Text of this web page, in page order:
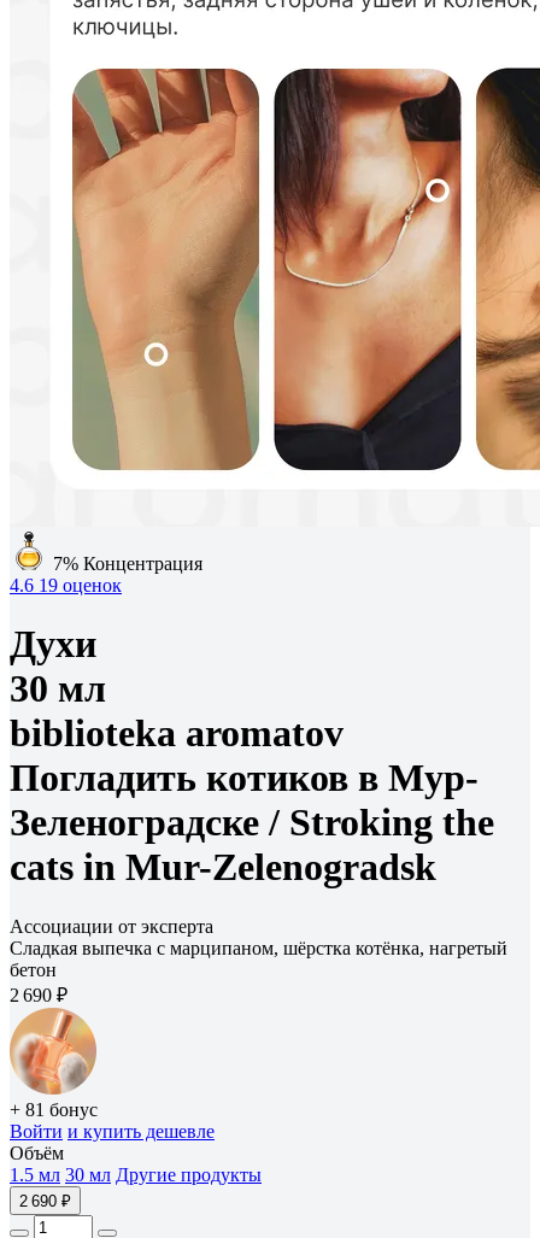
7% Концентрация
4.6 19 оценок
Духи
30 мл
biblioteka aromatov
Погладить котиков в Мур-
Зеленоградске / Stroking the
cats in Mur-Zelenogradsk
Ассоциации от эксперта
Сладкая выпечка с марципаном, шёрстка котёнка, нагретый
бетон
2 690 ₽
+ 81 бонус
Войти и купить дешевле
Объём
1.5 мл 30 мл Другие продукты
2 690 ₽